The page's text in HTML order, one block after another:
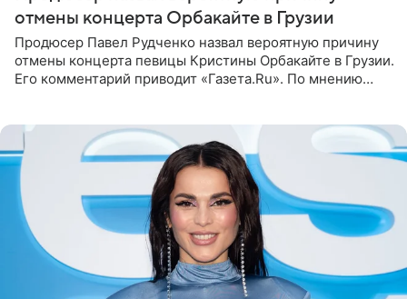
отмены концерта Орбакайте в Грузии
Продюсер Павел Рудченко назвал вероятную причину
отмены концерта певицы Кристины Орбакайте в Грузии.
Его комментарий приводит «Газета.Ru». По мнению